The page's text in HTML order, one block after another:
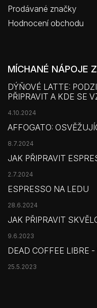
Prodávané značky
Hodnocení obchodu
MÍCHANÉ NÁPOJE
DÝŇOVÉ LATTE:
PŘIPRAVIT A KDE SE
4.10.2024
AFFOGATO:
8.7.2024
JAK PŘIPRAVIT
2.7.2024
ESPRESSO NA LEDU
28.6.2024
JAK PŘIPRAVIT
9.6.2023
DEAD COFFEE LIBRE
25.5.2023